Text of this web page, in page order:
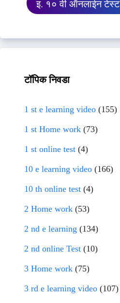
इ. १० वी ऑनलाईन टेस्ट
टॉपिक निवडा
1 st e learning video (155)
1 st Home work (73)
1 st online test (4)
10 e learning video (166)
10 th online test (4)
2 Home work (53)
2 nd e learning (134)
2 nd online Test (10)
3 Home work (75)
3 rd e learning video (107)